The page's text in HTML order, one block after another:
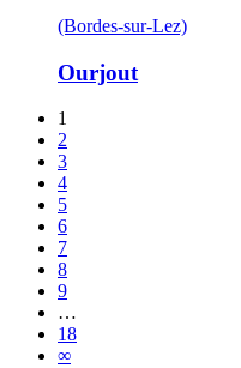
(Bordes-sur-Lez)
Ourjout
1
2
3
4
5
6
7
8
9
…
18
∞